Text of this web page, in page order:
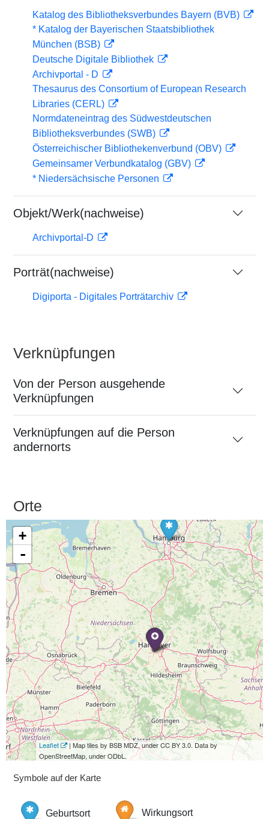
Katalog des Bibliotheksverbundes Bayern (BVB)
* Katalog der Bayerischen Staatsbibliothek
München (BSB)
Deutsche Digitale Bibliothek
Archivportal - D
Thesaurus des Consortium of European Research
Libraries (CERL)
Normdateneintrag des Südwestdeutschen
Bibliotheksverbundes (SWB)
Österreichischer Bibliothekenverbund (OBV)
Gemeinsamer Verbundkatalog (GBV)
* Niedersächsische Personen
Objekt/Werk(nachweise)
Archivportal-D
Porträt(nachweise)
Digiporta - Digitales Porträtarchiv
Verknüpfungen
Von der Person ausgehende
Verknüpfungen
Verknüpfungen auf die Person
andernorts
Orte
+
-
Leaflet
| Map tiles by BSB MDZ, under CC BY 3.0. Data by
OpenStreetMap, under ODbL.
Symbole auf der Karte
Geburtsort Wirkungsort